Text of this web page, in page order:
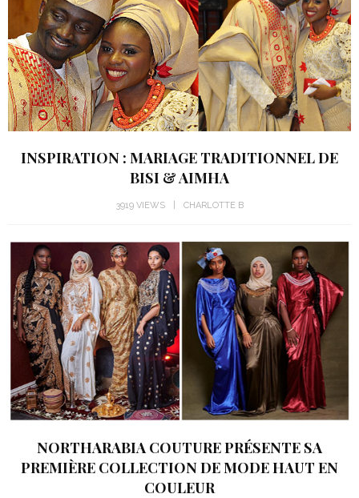
INSPIRATION : MARIAGE TRADITIONNEL DE
BISI & AIMHA
3919 VIEWS CHARLOTTE B
NORTHARABIA COUTURE PRÉSENTE SA
PREMIÈRE COLLECTION DE MODE HAUT EN
COULEUR